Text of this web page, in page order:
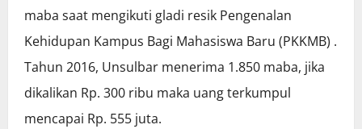
maba saat mengikuti gladi resik Pengenalan
Kehidupan Kampus Bagi Mahasiswa Baru (PKKMB) .
Tahun 2016, Unsulbar menerima 1.850 maba, jika
dikalikan Rp. 300 ribu maka uang terkumpul
mencapai Rp. 555 juta.